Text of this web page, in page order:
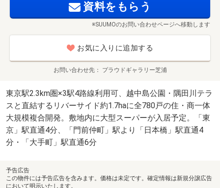
資料をもらう
※SUUMOのお問い合わせページへ移動します
お気に入りに追加する
お問い合わせ先 プラウドギャラリー芝浦
東京駅2.3km圏×3駅4路線利用可、越中島公園・隅田川テラ
スと直結するリバーサイド約1.7haに全780戸の住・商一体
大規模複合開発。敷地内に大型スーパーが入居予定。「東
京」駅直通4分、「門前仲町」駅より「日本橋」駅直通4
分・「大手町」駅直通6分
予告広告
この物件には予告広告を含みます。価格は未定です。確定情報は新規分譲広告
において明示いたします。